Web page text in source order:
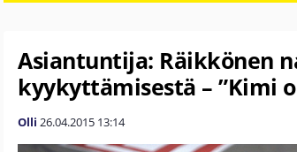
Asiantuntija: Räikkönen
kyykyttämisestä – ”Kimi
Olli 26.04.2015 13:14